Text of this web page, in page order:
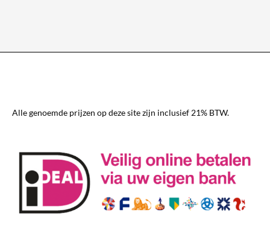
Alle genoemde prijzen op deze site zijn inclusief 21% BTW.